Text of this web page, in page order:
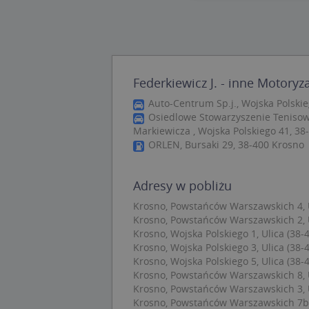
Federkiewicz J. - inne
Auto-Centrum Sp.j., Wojska
Osiedlowe Stowarzyszenie
Markiewicza , Wojska Polskiego 41,
ORLEN, Bursaki 29, 38-400 Krosno
Adresy w pobliżu
Krosno, Powstańców Warszawskich 4,
Krosno, Powstańców Warszawskich 2,
Krosno, Wojska Polskiego 1, Ulica (38-
Krosno, Wojska Polskiego 3, Ulica (38-
Krosno, Wojska Polskiego 5, Ulica (38-
Krosno, Powstańców Warszawskich 8,
Krosno, Powstańców Warszawskich 3,
Krosno, Powstańców Warszawskich
zarządzanie
Nazwa
APPSESSID
Nazwa
_ga_DEEKR6C5LV
Nazwa
MUID
Nazwa